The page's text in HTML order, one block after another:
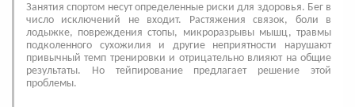
Занятия спортом несут определенные риски для здоровья. Бег в
число исключений не входит. Растяжения связок, боли в
лодыжке, повреждения стопы, микроразрывы мышц, травмы
подколенного сухожилия и другие неприятности нарушают
привычный темп тренировки и отрицательно влияют на общие
результаты. Но тейпирование предлагает решение этой
проблемы.